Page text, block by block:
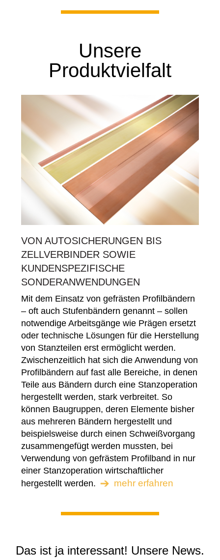
Unsere
Produktvielfalt
VON AUTOSICHERUNGEN BIS
ZELLVERBINDER SOWIE
KUNDENSPEZIFISCHE
SONDERANWENDUNGEN
Mit dem Einsatz von gefrästen Profilbändern
– oft auch Stufenbändern genannt – sollen
notwendige Arbeitsgänge wie Prägen ersetzt
oder technische Lösungen für die Herstellung
von Stanzteilen erst ermöglicht werden.
Zwischenzeitlich hat sich die Anwendung von
Profilbändern auf fast alle Bereiche, in denen
Teile aus Bändern durch eine Stanzoperation
hergestellt werden, stark verbreitet. So
können Baugruppen, deren Elemente bisher
aus mehreren Bändern hergestellt und
beispielsweise durch einen Schweißvorgang
zusammengefügt werden mussten, bei
Verwendung von gefrästem Profilband in nur
einer Stanzoperation wirtschaftlicher
hergestellt werden.
mehr erfahren
Das ist ja interessant! Unsere News.